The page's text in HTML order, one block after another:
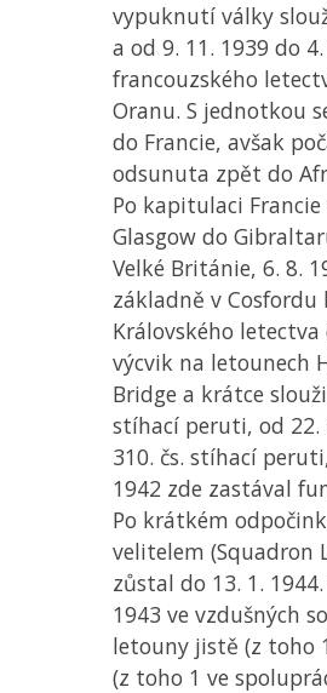
vypuknutí války
a od 9. 11. 1939 do
francouzského
Oranu. S jednotkou
do Francie, avšak
odsunuta zpět do
Po kapitulaci
Glasgow do
Velké Británie, 6. 8.
základně v
Královského
výcvik na letounech
Bridge a krátce
stíhací peruti, od
310. čs. stíhací
1942 zde zastával
Po krátkém
velitelem (Squadron
zůstal do 13. 1.
1943 ve vzdušných
letouny jistě (z toho
(z toho 1 ve